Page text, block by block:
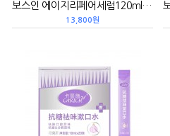
보스인 에이지리페어세럼120ml 玻色因焕颜菁华水
13,800원